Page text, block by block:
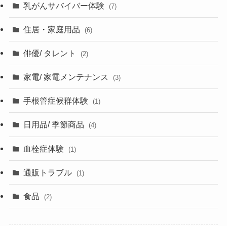
乳がんサバイバー体験 (7)
住居・家庭用品 (6)
俳優/ タレント (2)
家電/ 家電メンテナンス (3)
手根管症候群体験 (1)
日用品/ 季節商品 (4)
血栓症体験 (1)
通販トラブル (1)
食品 (2)